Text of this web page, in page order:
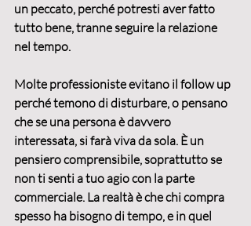
un peccato, perché potresti aver fatto
tutto bene, tranne seguire la relazione
nel tempo.
Molte professioniste evitano il follow up
perché temono di disturbare, o pensano
che se una persona è davvero
interessata, si farà viva da sola. È un
pensiero comprensibile, soprattutto se
non ti senti a tuo agio con la parte
commerciale. La realtà è che chi compra
spesso ha bisogno di tempo, e in quel